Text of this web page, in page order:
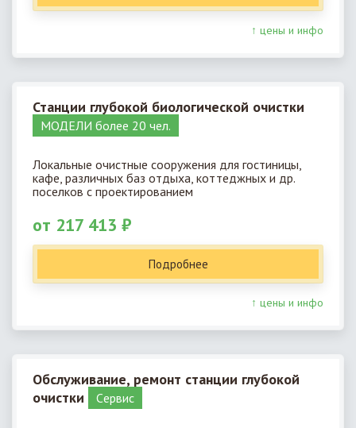
↑ цены и инфо
Станции глубокой биологической очистки
МОДЕЛИ более 20 чел.
Локальные очистные сооружения для гостиницы,
кафе, различных баз отдыха, коттеджных и др.
поселков с проектированием
от 217 413 ₽
Подробнее
↑ цены и инфо
Обслуживание, ремонт станции глубокой
очистки
Cервис